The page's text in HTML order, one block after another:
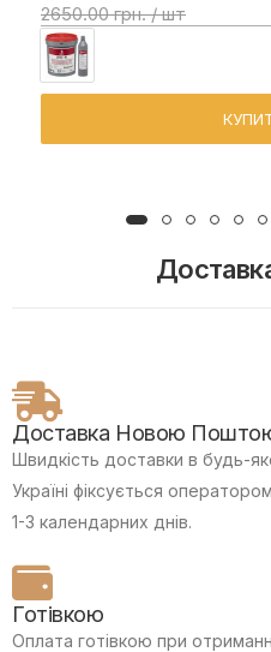
2650.00 грн. / шт
Доставка Новою
Швидкість доставки в будь-
Україні фіксується
1-3 календарних днів.
Готівкою
Оплата готівкою при